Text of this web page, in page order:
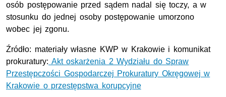
osób postępowanie przed sądem nadal się toczy, a w
stosunku do jednej osoby postępowanie umorzono
wobec jej zgonu.
Źródło: materiały własne KWP w Krakowie i komunikat
prokuratury: Akt oskarżenia 2 Wydziału do Spraw
Przestępczości Gospodarczej Prokuratury Okręgowej w
Krakowie o przestępstwa korupcyjne